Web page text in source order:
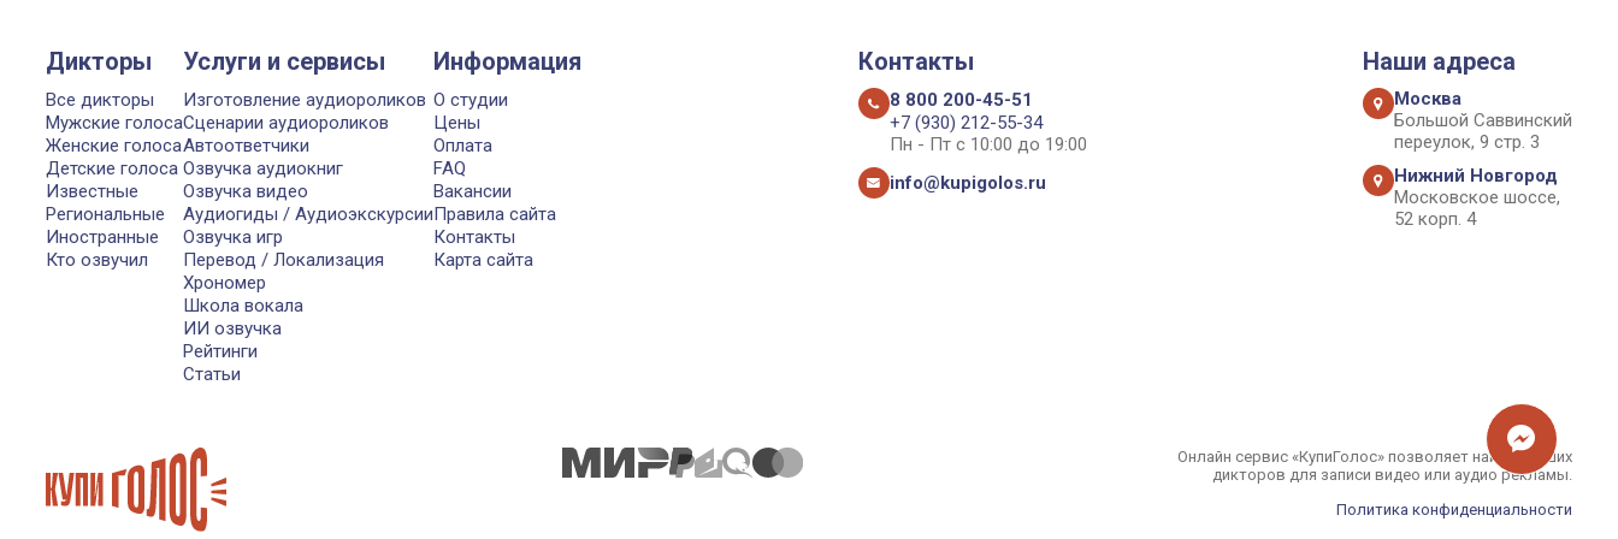
Дикторы
Все дикторы
Мужские голоса
Женские голоса
Детские голоса
Известные
Региональные
Иностранные
Кто озвучил
Услуги и сервисы
Изготовление аудиороликов
Сценарии аудиороликов
Автоответчики
Озвучка аудиокниг
Озвучка видео
Аудиогиды / Аудиоэкскурсии
Озвучка игр
Перевод / Локализация
Хрономер
Школа вокала
ИИ озвучка
Рейтинги
Статьи
Информация
О студии
Цены
Оплата
FAQ
Вакансии
Правила сайта
Контакты
Карта сайта
Контакты
8 800 200-45-51
+7 (930) 212-55-34
Пн - Пт с 10:00 до 19:00
info@kupigolos.ru
Наши адреса
Москва
Большой Саввинский
переулок, 9 стр. 3
Нижний Новгород
Московское шоссе,
52 корп. 4
Онлайн сервис «КупиГолос» позволяет найти лучших
дикторов для записи видео или аудио рекламы.
Политика конфиденциальности